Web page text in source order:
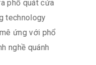
phổ quát cửa
technology
ứng với phổ
nghề quánh